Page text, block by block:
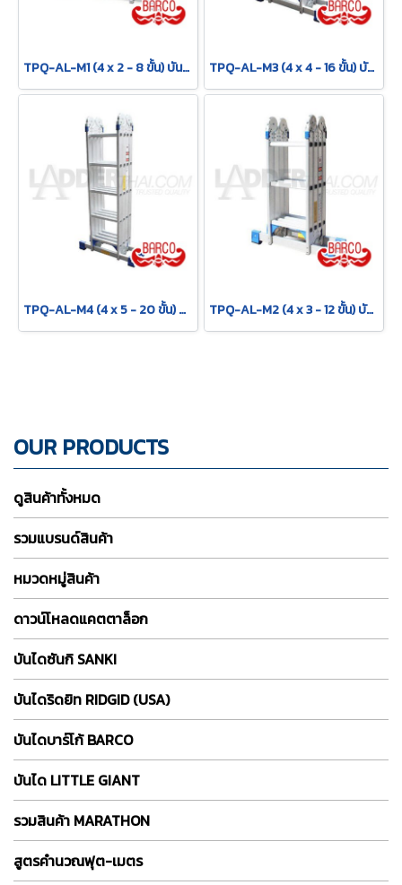
TPQ-AL-M1 (4 x 2 - 8 ขั้น) บันไดอเนกประสงค์อลูมิเนียม กาง พาด ทรง M "รุ่นข้อใหญ่" รุ่น M1 ขนาด 4 x 2 (8 ขั้น) BARCO TPQ-AL-M3 (4 x 4 - 16 ขั้น) บันไดอเนกประสงค์อลูมิเนียม กาง พาด ทรง M "รุ่นข้อใหญ่" รุ่น M3 ขนาด 4 x 4 (16 ขั้น) BARCO
TPQ-AL-M4 (4 x 5 - 20 ขั้น) บันไดอเนกประสงค์อลูมิเนียม กาง พาด ทรง M "รุ่นข้อใหญ่" รุ่น M4 ขนาด 4 x 5 (20 ขั้น) BARCO TPQ-AL-M2 (4 x 3 - 12 ขั้น) บันไดอเนกประสงค์อลูมิเนียม กาง พาด ทรง M "รุ่นข้อใหญ่" รุ่น M2 ขนาด 4 x 3 (12 ขั้น) BARCO
OUR PRODUCTS
ดูสินค้าทั้งหมด
รวมแบรนด์สินค้า
หมวดหมู่สินค้า
ดาวน์โหลดแคตตาล็อก
บันไดซันกิ SANKI
บันไดริดยิท RIDGID (USA)
บันไดบาร์โก้ BARCO
บันได LITTLE GIANT
รวมสินค้า MARATHON
สูตรคำนวณฟุต-เมตร